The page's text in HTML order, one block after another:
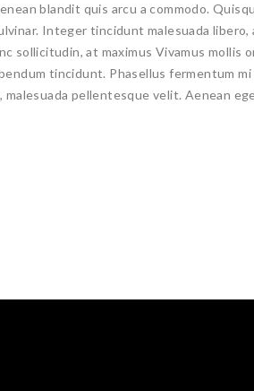
blandit quis arcu a commodo.
Integer tincidunt malesuada
sollicitudin, at maximus Vivamus
tincidunt. Phasellus fermentum
pellentesque velit. Aenean